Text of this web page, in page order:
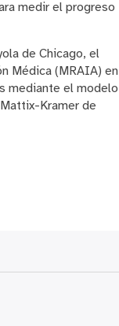
medir el progreso
de Chicago, el
Médica (MRAIA) en
mediante el modelo
Kramer de